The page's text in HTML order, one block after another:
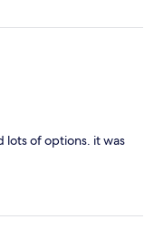
lots of options. it was